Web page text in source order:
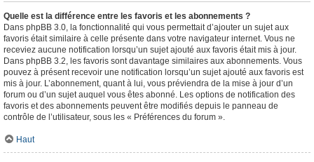
Quelle est la différence entre les favoris et les abonnements ?
Dans phpBB 3.0, la fonctionnalité qui vous permettait d’ajouter un sujet aux
favoris était similaire à celle présente dans votre navigateur internet. Vous ne
receviez aucune notification lorsqu’un sujet ajouté aux favoris était mis à jour.
Dans phpBB 3.2, les favoris sont davantage similaires aux abonnements. Vous
pouvez à présent recevoir une notification lorsqu’un sujet ajouté aux favoris est
mis à jour. L’abonnement, quant à lui, vous préviendra de la mise à jour d’un
forum ou d’un sujet auquel vous êtes abonné. Les options de notification des
favoris et des abonnements peuvent être modifiés depuis le panneau de
contrôle de l’utilisateur, sous les « Préférences du forum ».
Haut